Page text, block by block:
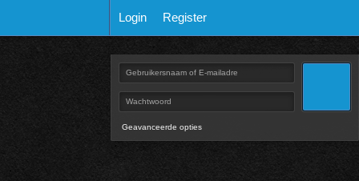
Login Register
Geavanceerde opties